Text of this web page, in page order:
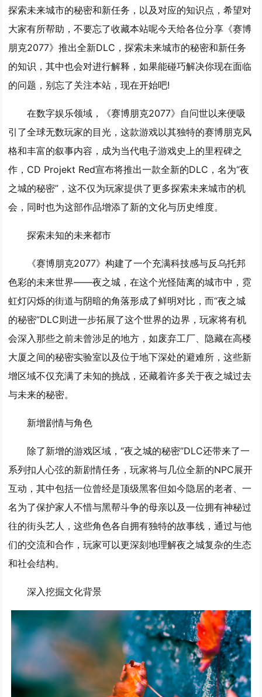
探索未来城市的秘密和新任务，以及对应的知识点，希望对
大家有所帮助，不要忘了收藏本站呢今天给各位分享《赛博
朋克2077》推出全新DLC，探索未来城市的秘密和新任务
的知识，其中也会对进行解释，如果能碰巧解决你现在面临
的问题，别忘了关注本站，现在开始吧!
在数字娱乐领域，《赛博朋克2077》自问世以来便吸
引了全球无数玩家的目光，这款游戏以其独特的赛博朋克风
格和丰富的叙事内容，成为当代电子游戏史上的里程碑之
作，CD Projekt Red宣布将推出一款全新的DLC，名为“夜
之城的秘密”，这不仅为玩家提供了更多探索未来城市的机
会，同时也为这部作品增添了新的文化与历史维度。
探索未知的未来都市
《赛博朋克2077》构建了一个充满科技感与反乌托邦
色彩的未来世界——夜之城，在这个光怪陆离的城市中，霓
虹灯闪烁的街道与阴暗的角落形成了鲜明对比，而“夜之城
的秘密”DLC则进一步拓展了这个世界的边界，玩家将有机
会深入那些之前未曾涉足的地方，如废弃工厂、隐藏在高楼
大厦之间的秘密实验室以及位于地下深处的避难所，这些新
增区域不仅充满了未知的挑战，还藏着许多关于夜之城过去
与未来的秘密。
新增剧情与角色
除了新增的游戏区域，“夜之城的秘密”DLC还带来了一
系列扣人心弦的新剧情任务，玩家将与几位全新的NPC展开
互动，其中包括一位曾经是顶级黑客但如今隐居的老者、一
名为了保护家人不惜与黑帮斗争的母亲以及一位拥有神秘过
往的街头艺人，这些角色各自拥有独特的故事线，通过与他
们的交流和合作，玩家可以更深刻地理解夜之城复杂的生态
和社会结构。
深入挖掘文化背景